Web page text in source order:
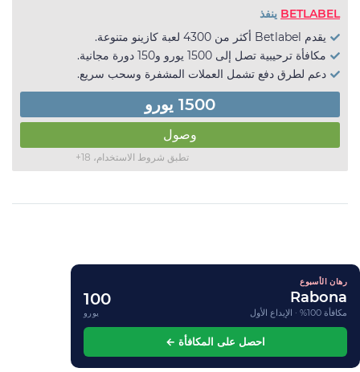
BETLABEL ينفذ
يقدم Betlabel أكثر من 4300 لعبة كازينو متنوعة.
مكافأة ترحيبية تصل إلى 1500 يورو و150 دورة مجانية.
دعم لطرق دفع تشمل العملات المشفرة وسحب سريع.
1500 يورو
وصول
تطبق شروط الاستخدام، 18+
رهان الأسبوع
Rabona
مكافأة 100% · الإيداع الأول
100
يورو
احصل على المكافأة ←